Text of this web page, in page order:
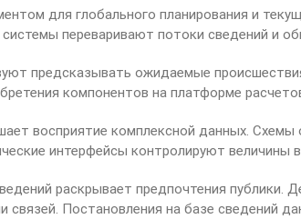
для глобального планирования и
системы переваривают потоки сведений и
предсказывать ожидаемые
компонентов на платформе
восприятие комплексной данных.
интерфейсы контролируют величины
раскрывает предпочтения
связей. Постановления на базе сведений